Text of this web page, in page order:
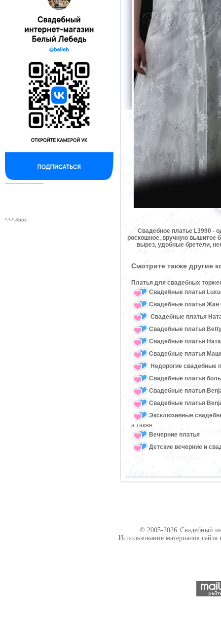
--------------------------
*-*-* 4box
Свадебное платье L3990 -
роскошное, вручную вышитое
вырез, удобные бретели,
Смотрите также другие
Платья для свадебных
Свадебные платья
Свадебные платья Жан
Свадебные платья
Свадебные платья
Свадебные платья
Свадебные платья
Недорогие свадебные
Свадебные платья
Свадебные платья
Свадебные платья
Эксклюзивные
а также
Вечерние платья
Детские вечерние и
© 2005-2026 Свадебный
Использование материалов